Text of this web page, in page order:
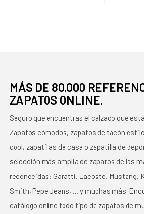
MÁS DE 80.000
ZAPATOS ONLINE.
Seguro que encuentras el calzado que
Zapatos cómodos, zapatos de tacón
cool, zapatillas de casa o zapatilla de
selección más amplia de zapatos de las
reconocidas: Garatti, Lacoste, Mustang,
Smith, Pepe Jeans, … y muchas más.
catálogo online todo tipo de zapatos de